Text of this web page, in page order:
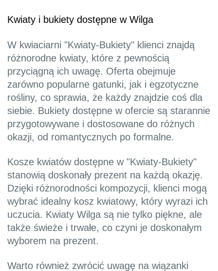
Kwiaty i bukiety dostępne w Wilga
W kwiaciarni "Kwiaty-Bukiety" klienci znajdą
różnorodne kwiaty, które z pewnością
przyciągną ich uwagę. Oferta obejmuje
zarówno popularne gatunki, jak i egzotyczne
rośliny, co sprawia, że każdy znajdzie coś dla
siebie. Bukiety dostępne w ofercie są starannie
przygotowywane i dostosowane do różnych
okazji, od romantycznych po formalne.
Kosze kwiatów dostępne w "Kwiaty-Bukiety"
stanowią doskonały prezent na każdą okazję.
Dzięki różnorodności kompozycji, klienci mogą
wybrać idealny kosz kwiatowy, który wyrazi ich
uczucia. Kwiaty Wilga są nie tylko piękne, ale
także świeże i trwałe, co czyni je doskonałym
wyborem na prezent.
Warto również zwrócić uwagę na wiązanki